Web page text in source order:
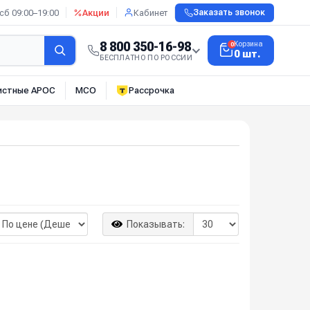
09:00–19:00 Акции Кабинет Заказать звонок
8 800 350-16-98
БЕСПЛАТНО ПО РОССИИ
0Корзина
0 шт.
АРОС МСО Рассрочка
Показывать: